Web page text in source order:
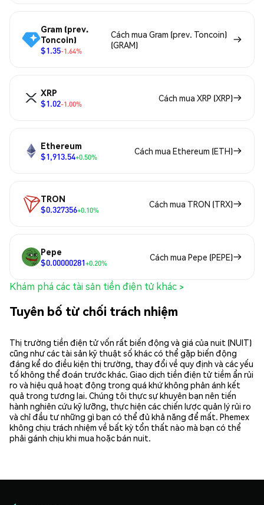
Gram (prev.
Toncoin)
$1.35-1.64%
Cách mua Gram (prev. Toncoin)
(GRAM)
XRP
$1.02-1.00%
Cách mua XRP (XRP)
Ethereum
$1,913.54+0.50%
Cách mua Ethereum (ETH)
TRON
$0.327356+0.10%
Cách mua TRON (TRX)
Pepe
$0.00000281+0.20%
Cách mua Pepe (PEPE)
Khám phá các tài sản tiền điện tử khác >
Tuyên bố từ chối trách nhiệm
Thị trường tiền điện tử vốn rất biến động và giá của nuit (NUIT)
cũng như các tài sản kỹ thuật số khác có thể gặp biến động
đáng kể do điều kiện thị trường, thay đổi về quy định và các yếu
tố không thể đoán trước khác. Giao dịch tiền điện tử tiềm ẩn rủi
ro và hiệu quả hoạt động trong quá khứ không phản ánh kết
quả trong tương lai. Chúng tôi thực sự khuyên bạn nên tiến
hành nghiên cứu kỹ lưỡng, thực hiện các chiến lược quản lý rủi ro
và chỉ đầu tư những gì bạn có thể đủ khả năng để mất. Phemex
không chịu trách nhiệm về bất kỳ tổn thất nào mà bạn có thể
phải gánh chịu khi mua hoặc bán nuit.